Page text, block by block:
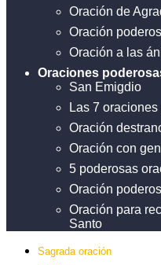
Oración de
Oración
Oración a las
Oraciones
San Emigdio
Las 7
Oración
Oración con
5 poderosas
Oración
Oración para
Santo
Sagrada oración